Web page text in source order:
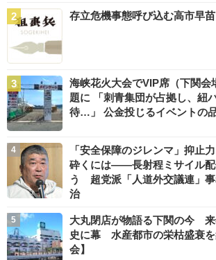
存立危機事態呼び込む高市早苗
海峡花火大会でVIP席（下関会
題に 「刺青集団が占拠し、紐
待…」 公金投じるイベントの
「安全保障のジレンマ」抑止
砕くには――長射程ミサイル配
う 超党派「人道外交議連」
治
大丸閉店が物語る下関の今
史に幕 水産都市の栄枯盛衰
会】